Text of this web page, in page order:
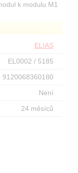
k modulu M1
ELIAS
EL0002 / 5185
9120068360180
Není
24 měsíců